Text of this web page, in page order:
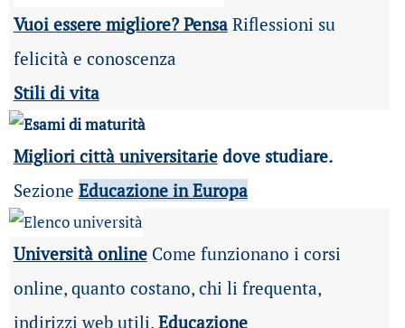
Vuoi essere migliore? PensaRiflessioni su
felicità e conoscenza
Stili di vita
Migliori città universitariedove studiare.
Sezione Educazione in Europa
Università online Come funzionano i corsi
online, quanto costano, chi li frequenta,
indirizzi web utili. Educazione